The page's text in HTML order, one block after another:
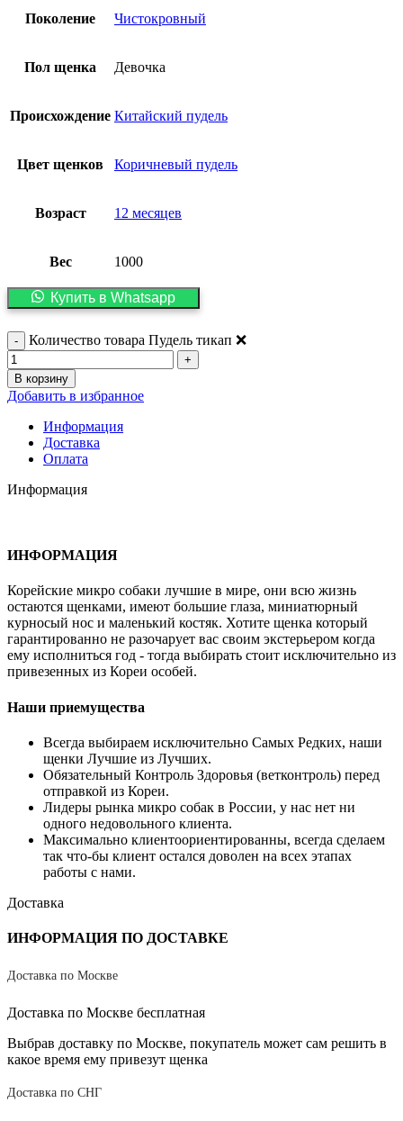
Поколение Чистокровный
Пол щенка Девочка
Происхождение Китайский пудель
Цвет щенков Коричневый пудель
Возраст 12 месяцев
Вес 1000
Купить в Whatsapp
Количество товара Пудель тикап ❌️
В корзину
Добавить в избранное
Информация
Доставка
Оплата
Информация
ИНФОРМАЦИЯ
Корейские микро собаки лучшие в мире, они всю жизнь
остаются щенками, имеют большие глаза, миниатюрный
курносый нос и маленький костяк. Хотите щенка который
гарантированно не разочарует вас своим экстерьером когда
ему исполниться год - тогда выбирать стоит исключительно из
привезенных из Кореи особей.
Наши приемущества
Всегда выбираем исключительно Самых Редких, наши
щенки Лучшие из Лучших.
Обязательный Контроль Здоровья (ветконтроль) перед
отправкой из Кореи.
Лидеры рынка микро собак в России, у нас нет ни
одного недовольного клиента.
Максимально клиентоориентированны, всегда сделаем
так что-бы клиент остался доволен на всех этапах
работы с нами.
Доставка
ИНФОРМАЦИЯ ПО ДОСТАВКЕ
Доставка по Москве
Доставка по Москве бесплатная
Выбрав доставку по Москве, покупатель может сам решить в
какое время ему привезут щенка
Доставка по СНГ